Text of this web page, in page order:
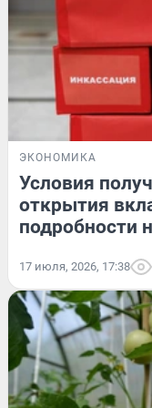
ЭКОНОМИКА
Условия
открытия
подробности
17 июля, 2026, 17:38